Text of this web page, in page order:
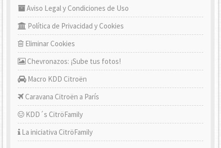
Aviso Legal y Condiciones de Uso
Política de Privacidad y Cookies
Eliminar Cookies
Chevronazos: ¡Sube tus fotos!
Macro KDD Citroën
Caravana Citroën a París
KDD´s CitröFamily
La iniciativa CitröFamily